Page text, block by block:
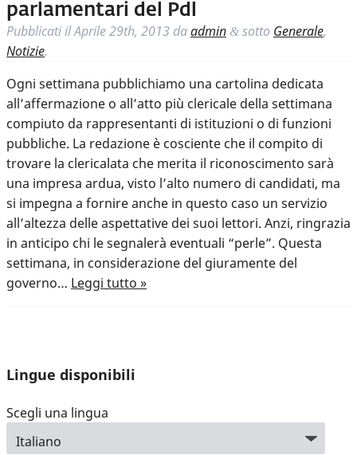
parlamentari del Pdl
Pubblicati ilAprile 29th, 2013 daadmin & sotto Generale,
Notizie.
Ogni settimana pubblichiamo una cartolina dedicata
all’affermazione o all’atto più clericale della settimana
compiuto da rappresentanti di istituzioni o di funzioni
pubbliche. La redazione è cosciente che il compito di
trovare la clericalata che merita il riconoscimento sarà
una impresa ardua, visto l’alto numero di candidati, ma
si impegna a fornire anche in questo caso un servizio
all’altezza delle aspettative dei suoi lettori. Anzi, ringrazia
in anticipo chi le segnalerà eventuali “perle”. Questa
settimana, in considerazione del giuramente del
governo… Leggi tutto »
Lingue disponibili
Scegli una lingua